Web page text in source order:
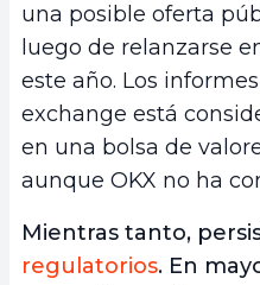
una posible oferta
luego de relanzarse
este año. Los
exchange está
en una bolsa de
aunque OKX no ha
Mientras tanto,
regulatorios. En